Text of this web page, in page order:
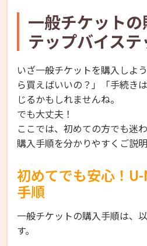
一般チケット
テップバイステ
いざ一般チケットを購入しよ
ら買えばいいの？」「手続き
じるかもしれませんね。
でも大丈夫！
ここでは、初めての方でも迷
購入手順を分かりやすくご説明
初めてでも安心！
手順
一般チケットの購入手順は、
す。